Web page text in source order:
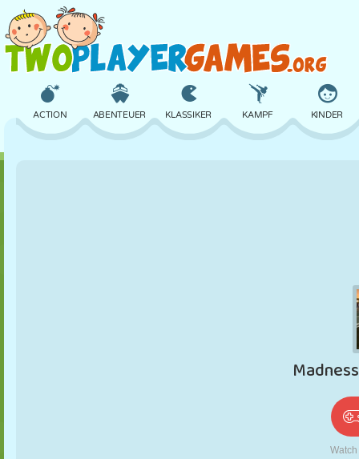
ACTION ABENTEUER KLASSIKER KAMPF KINDER
ROBOTER